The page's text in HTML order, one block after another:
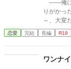
――俺に
りがかっ
～、大変
過ぎよう
前提につ
ですよね
たんで
恋愛 完結 長編 R18
ワンナ